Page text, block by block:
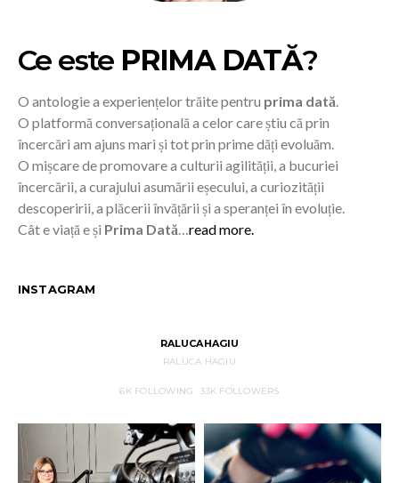
Ce este PRIMA DATĂ?
O antologie a experiențelor trăite pentru prima dată.
O platformă conversațională a celor care știu că prin
încercări am ajuns mari și tot prin prime dăți evoluăm.
O mișcare de promovare a culturii agilității, a bucuriei
încercării, a curajului asumării eșecului, a curiozității
descoperirii, a plăcerii învățării și a speranței în evoluție.
Cât e viață e și Prima Dată…read more.
INSTAGRAM
RALUCAHAGIU
RALUCA HAGIU
6KFOLLOWING 33K FOLLOWERS